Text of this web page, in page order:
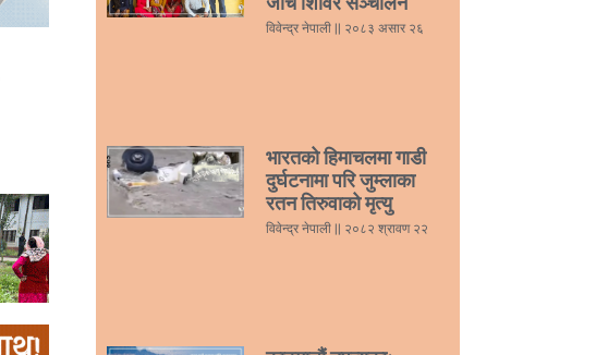
विवेन्द्र नेपाली २०८३ असार २६
भारतको हिमाचलमा गाडी
दुर्घटनामा परि जुम्लाका
रतन तिरुवाको मृत्यु
विवेन्द्र नेपाली २०८२ श्रावण २२